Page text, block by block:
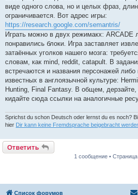
виде одного слова, но и целых фраз,
ограничивается. Вот адрес игры:
https://research.google.com/semantris/
Играть можно в двух режимакх:
понравились блоки. Игра заставляет
затаённых уголков нашего мозга:
словам, как mind, reddit, catapult. В
встречаются и названия персонажей
известных в англоязычной культуре:
Hunting, Final Fantasy. В общем,
кидайте сюда ссылки на аналогичные
Sprichst du schon Deutsch oder lernst du es noch?
hier Dir kann keine Fremdsprache beigebracht
Ответить
1 сообщение • Страница
Список форумов